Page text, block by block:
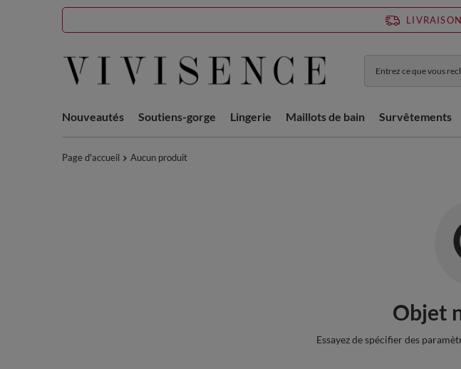
Nouveautés Soutiens-gorge Lingerie Maillots de bain Survêtements
Page d'accueil Aucun produit
Objet
Essayez de spécifier des